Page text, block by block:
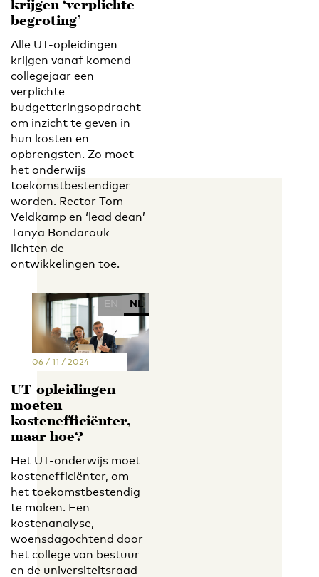
krijgen ‘verplichte
begroting’
Alle UT-opleidingen
krijgen vanaf komend
collegejaar een
verplichte
budgetteringsopdracht
om inzicht te geven in
hun kosten en
opbrengsten. Zo moet
het onderwijs
toekomstbestendiger
worden. Rector Tom
Veldkamp en ‘lead dean’
Tanya Bondarouk
lichten de
ontwikkelingen toe.
EN NL
06 / 11 / 2024
UT-opleidingen
moeten
kostenefficiënter,
maar hoe?
Het UT-onderwijs moet
kostenefficiënter, om
het toekomstbestendig
te maken. Een
kostenanalyse,
woensdagochtend door
het college van bestuur
en de universiteitsraad